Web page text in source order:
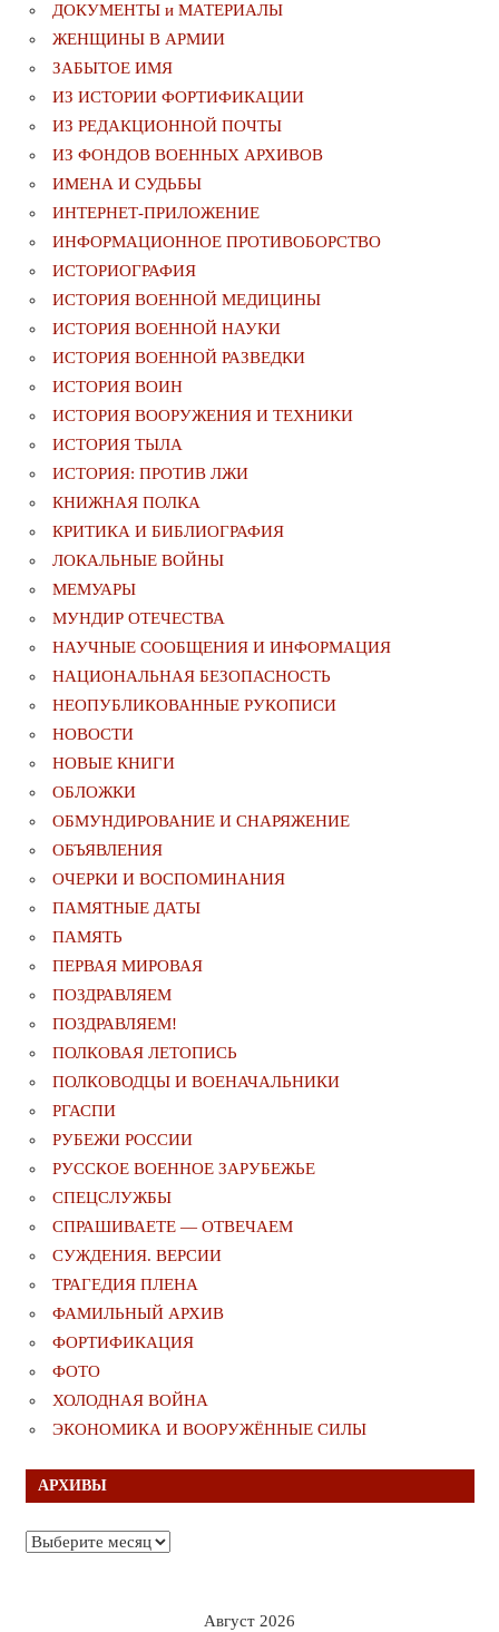
ДОКУМЕНТЫ и МАТЕРИАЛЫ
ЖЕНЩИНЫ В АРМИИ
ЗАБЫТОЕ ИМЯ
ИЗ ИСТОРИИ ФОРТИФИКАЦИИ
ИЗ РЕДАКЦИОННОЙ ПОЧТЫ
ИЗ ФОНДОВ ВОЕННЫХ АРХИВОВ
ИМЕНА И СУДЬБЫ
ИНТЕРНЕТ-ПРИЛОЖЕНИЕ
ИНФОРМАЦИОННОЕ ПРОТИВОБОРСТВО
ИСТОРИОГРАФИЯ
ИСТОРИЯ ВОЕННОЙ МЕДИЦИНЫ
ИСТОРИЯ ВОЕННОЙ НАУКИ
ИСТОРИЯ ВОЕННОЙ РАЗВЕДКИ
ИСТОРИЯ ВОИН
ИСТОРИЯ ВООРУЖЕНИЯ И ТЕХНИКИ
ИСТОРИЯ ТЫЛА
ИСТОРИЯ: ПРОТИВ ЛЖИ
КНИЖНАЯ ПОЛКА
КРИТИКА И БИБЛИОГРАФИЯ
ЛОКАЛЬНЫЕ ВОЙНЫ
МЕМУАРЫ
МУНДИР ОТЕЧЕСТВА
НАУЧНЫЕ СООБЩЕНИЯ И ИНФОРМАЦИЯ
НАЦИОНАЛЬНАЯ БЕЗОПАСНОСТЬ
НЕОПУБЛИКОВАННЫЕ РУКОПИСИ
НОВОСТИ
НОВЫЕ КНИГИ
ОБЛОЖКИ
ОБМУНДИРОВАНИЕ И СНАРЯЖЕНИЕ
ОБЪЯВЛЕНИЯ
ОЧЕРКИ И ВОСПОМИНАНИЯ
ПАМЯТНЫЕ ДАТЫ
ПАМЯТЬ
ПЕРВАЯ МИРОВАЯ
ПОЗДРАВЛЯЕМ
ПОЗДРАВЛЯЕМ!
ПОЛКОВАЯ ЛЕТОПИСЬ
ПОЛКОВОДЦЫ И ВОЕНАЧАЛЬНИКИ
РГАСПИ
РУБЕЖИ РОССИИ
РУССКОЕ ВОЕННОЕ ЗАРУБЕЖЬЕ
СПЕЦСЛУЖБЫ
СПРАШИВАЕТЕ — ОТВЕЧАЕМ
СУЖДЕНИЯ. ВЕРСИИ
ТРАГЕДИЯ ПЛЕНА
ФАМИЛЬНЫЙ АРХИВ
ФОРТИФИКАЦИЯ
ФОТО
ХОЛОДНАЯ ВОЙНА
ЭКОНОМИКА И ВООРУЖЁННЫЕ СИЛЫ
АРХИВЫ
Архивы
Август 2026